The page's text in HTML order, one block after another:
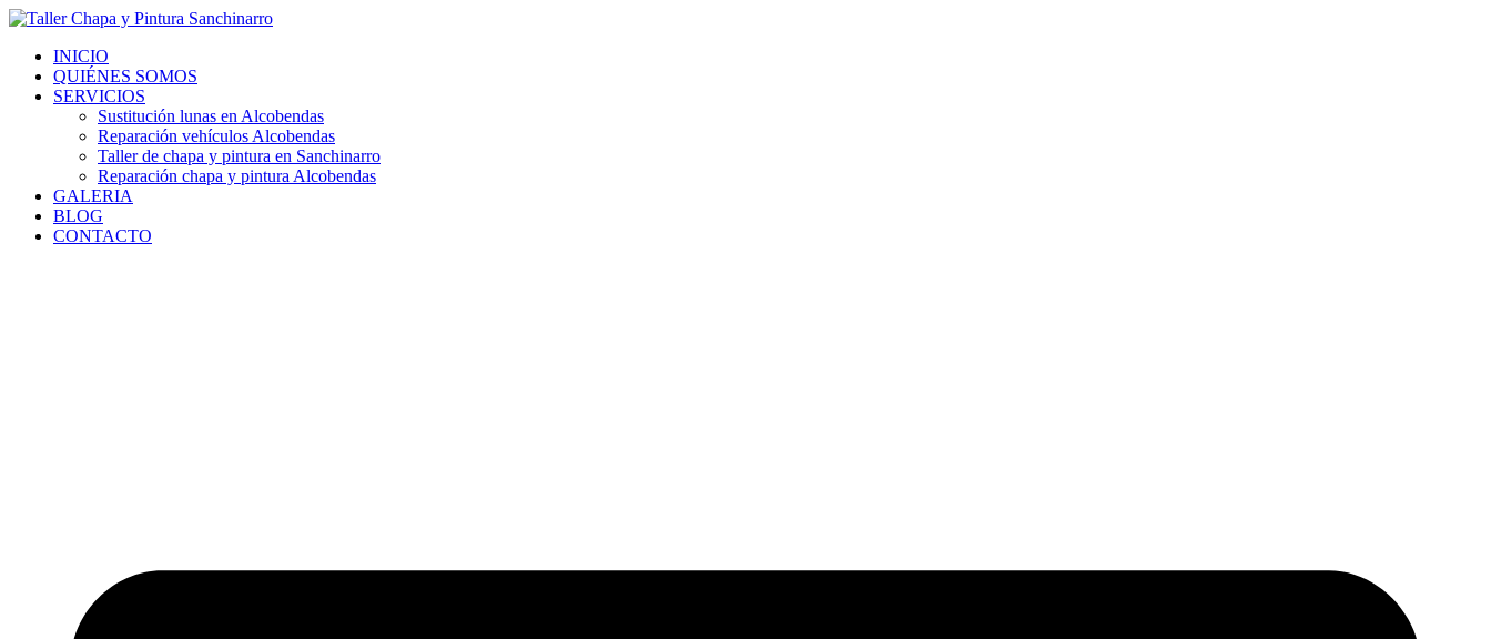
Ir
contenidoINICIO
QUIÉNES SOMOS
SERVICIOS
Sustitución lunas en Alcobendas
Reparación vehículos Alcobendas
Taller de chapa y pintura en Sanchinarro
Reparación chapa y pintura Alcobendas
GALERIA
BLOG
CONTACTO